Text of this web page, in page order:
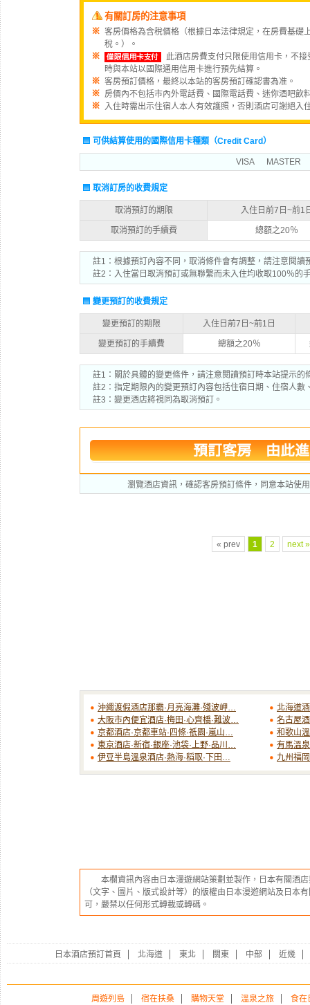
有關訂房的注意事項
客房價格為含稅價格（根據日本法律規定，在房費基礎
稅。）。
此酒店房費支付只限使用信用卡，不
時與本站以國際通用信用卡進行預先結算。
客房預訂價格，最終以本站的客房預訂確認書為准。
房價內不包括市內外電話費、國際電話費、迷你酒吧飲
入住時需出示住宿人本人有效護照，否則酒店可謝絕入
可供結算使用的國際信用卡種類（Credit Card）
VISA MASTER
取消訂房的收費規定
取消預訂的期限 入住日前7日~前1
取消預訂的手續費 總額之20％
註1：根據預訂內容不同，取消條件會有調整，請注意閱讀
註2：入住當日取消預訂或無聯繫而未入住均收取100％的
變更預訂的收費規定
變更預訂的期限 入住日前7日~前1日
變更預訂的手續費 總額之20％
註1：關於具體的變更條件，請注意閱讀預訂時本站提示的
註2：指定期限內的變更預訂內容包括住宿日期、住宿人數
註3：變更酒店將視同為取消預訂。
瀏覽酒店資訊，確認客房預訂條件，同意本站使
« prev 1 2 next »
沖繩渡假酒店那霸·月亮海灘·殘波岬…
大阪市內便宜酒店·梅田·心齊橋·難波…
京都酒店·京都車站·四條·祇園·嵐山…
東京酒店·新宿·銀座·池袋·上野·品川…
伊豆半島溫泉酒店·熱海·稻取·下田…
北海道
名古屋
和歌山
有馬溫
九州福
本欄資訊內容由日本漫遊網站策劃並製作，日本有關酒
（文字、圖片、版式設計等）的版權由日本漫遊網站及日本
可，嚴禁以任何形式轉載或轉碼。
日本酒店預訂首頁 北海道 東北 關東 中部 近幾
周遊列島 宿在扶桑 購物天堂 溫泉之旅 食在